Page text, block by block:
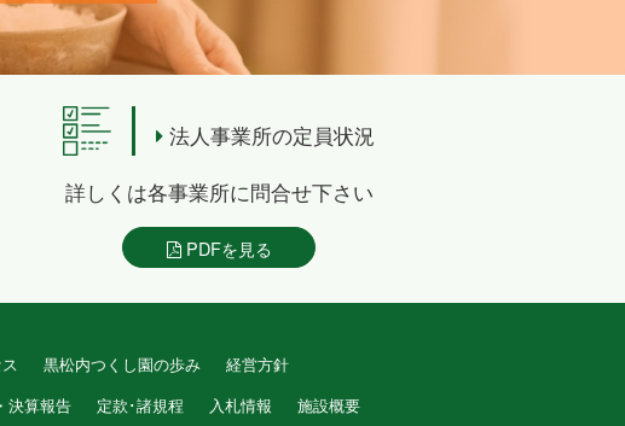
法人事業所の定員状況
詳しくは各事業所に問合せ下さい
PDFを見る
黒松内つくし園の歩み
経営方針
決算報告 定款･諸規程 入札情報 施設概要